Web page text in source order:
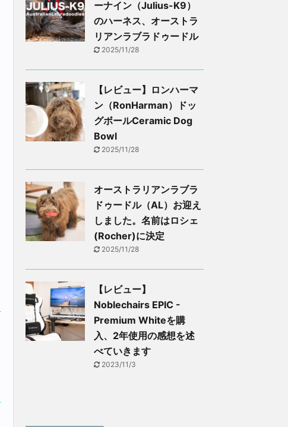
ーナイン（Julius-K9）
のハーネス、オーストラ
リアンラブラドゥードル
2025/11/28
【レビュー】ロンハーマ
ン（RonHarman）ドッ
グボールCeramic Dog
Bowl
2025/11/28
オーストラリアンラブラ
ドゥードル（AL）お迎え
しました。名前はロシェ
(Rocher)に決定
2025/11/28
【レビュー】
Noblechairs EPIC -
Premium Whiteを購
入、2年使用の感想を述
べていきます
2023/11/3